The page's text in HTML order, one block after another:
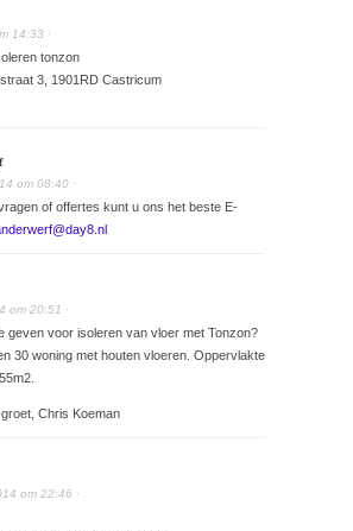
14:33 ·
tonzon
3, 1901RD Castricum
om 08:40 ·
of offertes kunt u ons het beste E-
om 20:51 ·
geven voor isoleren van vloer met Tonzon?
30 woning met houten vloeren. Oppervlakte
Chris Koeman
om 22:46 ·